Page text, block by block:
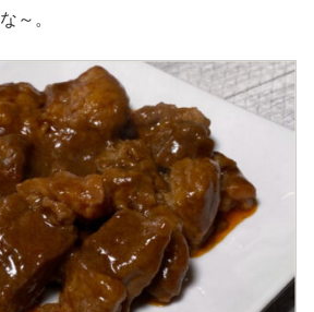
～。